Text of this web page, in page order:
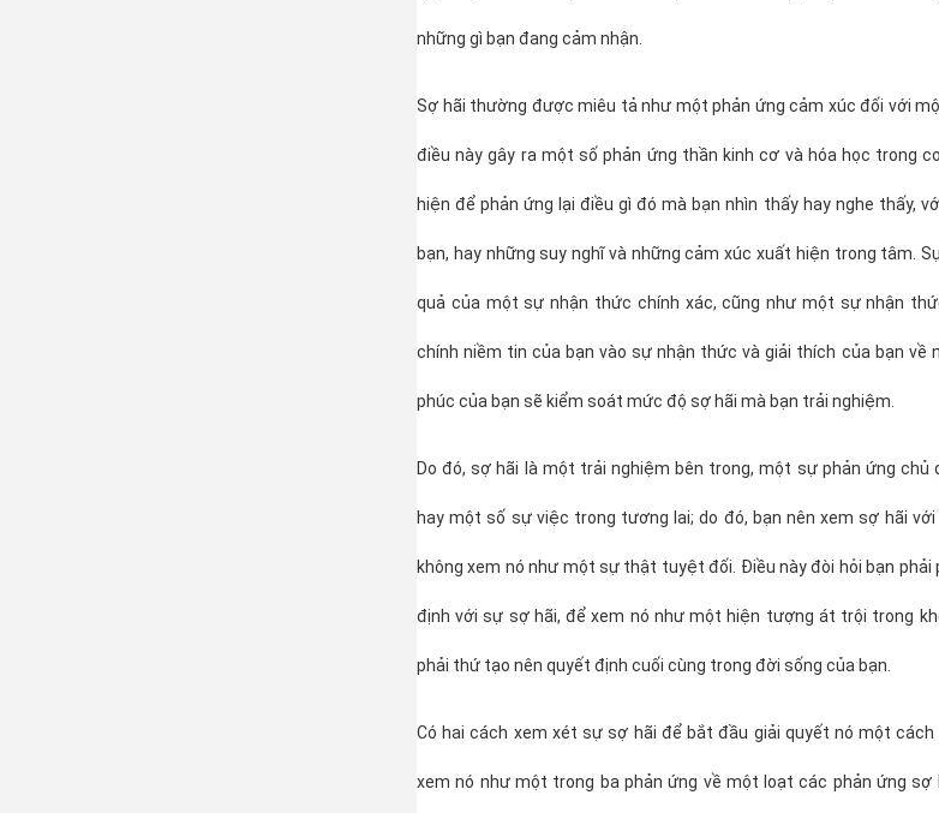
những gì bạn đang cảm nhận.
Sợ hãi thường được miêu tả như một phản ứng cảm xúc đối với
điều này gây ra một số phản ứng thần kinh cơ và hóa học trong
hiện để phản ứng lại điều gì đó mà bạn nhìn thấy hay nghe thấy,
bạn, hay những suy nghĩ và những cảm xúc xuất hiện trong tâm.
quả của một sự nhận thức chính xác, cũng như một sự nhận
chính niềm tin của bạn vào sự nhận thức và giải thích của bạn về
phúc của bạn sẽ kiểm soát mức độ sợ hãi mà bạn trải nghiệm.
Do đó, sợ hãi là một trải nghiệm bên trong, một sự phản ứng chủ
hay một số sự việc trong tương lai; do đó, bạn nên xem sợ hãi
không xem nó như một sự thật tuyệt đối. Điều này đòi hỏi bạn
định với sự sợ hãi, để xem nó như một hiện tượng át trội trong
phải thứ tạo nên quyết định cuối cùng trong đời sống của bạn.
Có hai cách xem xét sự sợ hãi để bắt đầu giải quyết nó một
xem nó như một trong ba phản ứng về một loạt các phản ứng sợ